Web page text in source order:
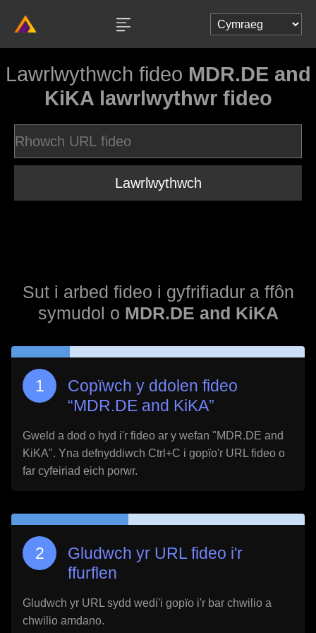
Lawrlwythwch fideo MDR.DE and
KiKA lawrlwythwr fideo
Lawrlwythwch
Sut i arbed fideo i gyfrifiadur a ffôn
symudol o MDR.DE and KiKA
Copïwch y ddolen fideo
“MDR.DE and KiKA”
Gweld a dod o hyd i'r fideo ar y wefan "MDR.DE and
KiKA". Yna defnyddiwch Ctrl+C i gopïo'r URL fideo o
far cyfeiriad eich porwr.
Gludwch yr URL fideo i'r
ffurflen
Gludwch yr URL sydd wedi'i gopïo i'r bar chwilio a
chwilio amdano.